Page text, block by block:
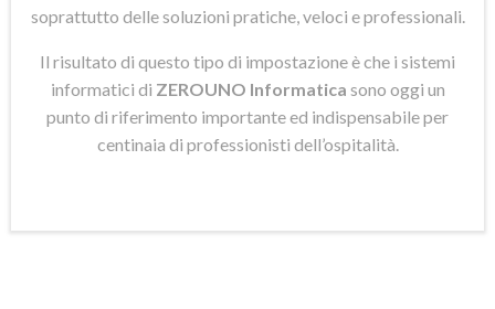
soprattutto delle soluzioni pratiche, veloci e professionali.
Il risultato di questo tipo di impostazione è che i sistemi
informatici di ZEROUNO Informatica sono oggi un
punto di riferimento importante ed indispensabile per
centinaia di professionisti dell’ospitalità.